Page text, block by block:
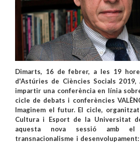
Dimarts, 16 de febrer, a les 19
d'Astúries de Ciències Socials
impartir una conferència en línia
cicle de debats i conferències
Imaginem el futur. El cicle,
Cultura i Esport de la Universitat
aquesta nova sessió amb el
transnacionalisme i